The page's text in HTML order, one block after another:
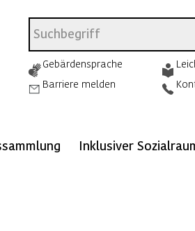
Gebärdensprache
Barriere melden
Inklusiver